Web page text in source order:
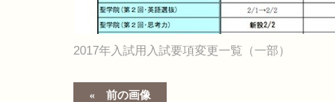
2017年入試用入試要項変更一覧（一部）
前の画像